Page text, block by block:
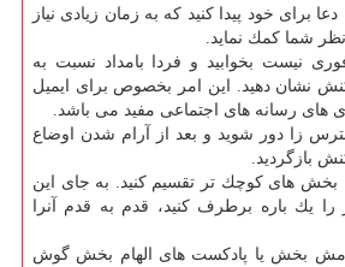
برای خود پیدا كنید كه به زمان زیادی نیاز
شما كمك نماید.
نیست بخوابید و فردا بامداد نسبت به
نشان دهید. این امر بخصوص برای ایمیل
های رسانه های اجتماعی مفید می باشد.
زا دور شوید و بعد از آرام شدن اوضاع
بازگردید.
بخش های كوچك تر تقسیم كنید. به جای این
یك باره برطرف كنید، قدم به قدم آنرا
بخش یا پادكست های الهام بخش گوش